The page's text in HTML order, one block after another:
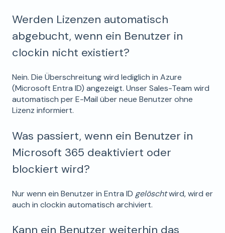
Werden Lizenzen automatisch
abgebucht, wenn ein Benutzer in
clockin nicht existiert?
Nein. Die Überschreitung wird lediglich in Azure
(Microsoft Entra ID) angezeigt. Unser Sales-Team wird
automatisch per E-Mail über neue Benutzer ohne
Lizenz informiert.
Was passiert, wenn ein Benutzer in
Microsoft 365 deaktiviert oder
blockiert wird?
Nur wenn ein Benutzer in Entra ID gelöschtwird, wird er
auch in clockin automatisch archiviert.
Kann ein Benutzer weiterhin das